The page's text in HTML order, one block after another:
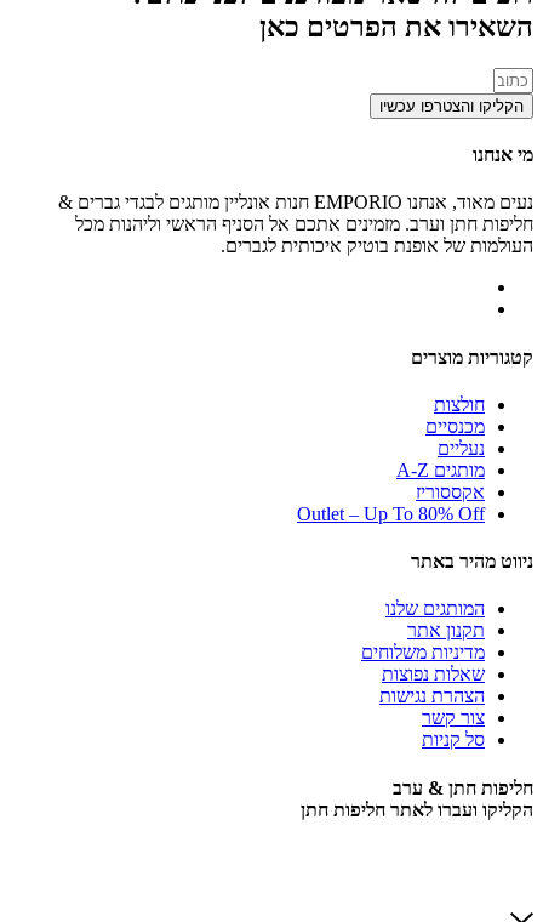
השאירו את הפרטים כאן
הקליקו והצטרפו עכשיו
מי אנחנו
נעים מאוד, אנחנו EMPORIO חנות אונליין מותגים לבגדי גברים &
חליפות חתן וערב. מזמינים אתכם אל הסניף הראשי וליהנות מכל
העולמות של אופנת בוטיק איכותית לגברים.
קטגוריות מוצרים
חולצות
מכנסיים
נעליים
מותגים A-Z
אקססוריז
Outlet – Up To 80% Off
ניווט מהיר באתר
המותגים שלנו
תקנון אתר
מדיניות משלוחים
שאלות נפוצות
הצהרת נגישות
צור קשר
סל קניות
חליפות חתן & ערב
הקליקו ועברו לאתר חליפות חתן